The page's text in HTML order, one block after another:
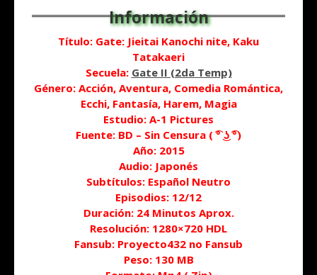
Título: Gate: Jieitai Kanochi nite, Kaku
Tatakaeri
Secuela: Gate II (2da Temp)
Género: Acción, Aventura, Comedia Romántica,
Ecchi, Fantasía, Harem, Magia
Estudio: A-1 Pictures
Fuente: BD – Sin Censura ( ͡° ͜ʖ ͡°)
Año: 2015
Audio: Japonés
Subtítulos: Español Neutro
Episodios: 12/12
Duración: 24 Minutos Aprox.
Resolución: 1280×720 HDL
Fansub: Proyecto432 no Fansub
Peso: 130 MB